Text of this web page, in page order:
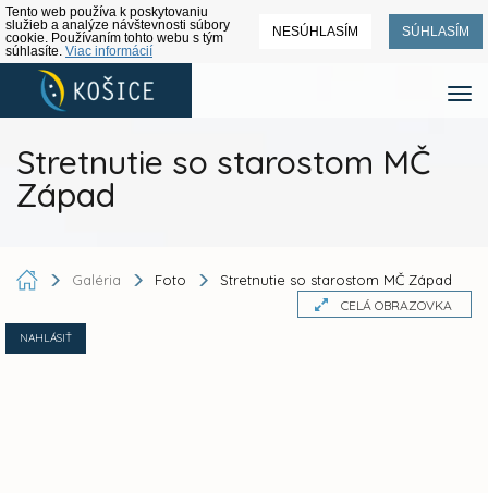
Tento web používa k poskytovaniu
služieb a analýze návštevnosti súbory
cookie. Používaním tohto webu s tým
súhlasíte. Viac informácií
NESÚHLASÍM SÚHLASÍM
Stretnutie so starostom MČ
Západ
Galéria Foto Stretnutie so starostom MČ Západ
CELÁ OBRAZOVKA
NAHLÁSIŤ